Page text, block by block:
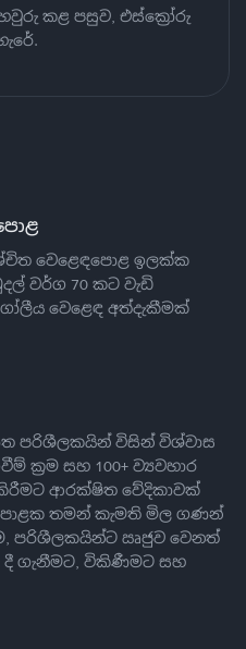
කළ පසුව, එස්ක්‍රෝරු
වෙළෙඳපොළ ඉලක්ක
වර්ග 70 කට වැඩි
වෙළෙඳ අත්දැකීමක්
පරිශීලකයින් විසින් විශ්වාස
ක්‍රම සහ 100+ ව්‍යවහාර
ආරක්ෂිත වේදිකාවක්
තමන් කැමති මිල ගණන්
පරිශීලකයින්ට ඍජුව වෙනත්
ගැනීමට, විකිණීමට සහ